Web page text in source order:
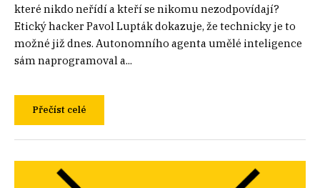
které nikdo neřídí a kteří se nikomu nezodpovídají?
Etický hacker Pavol Lupták dokazuje, že technicky je to
možné již dnes. Autonomního agenta umělé inteligence
sám naprogramoval a...
Přečíst celé